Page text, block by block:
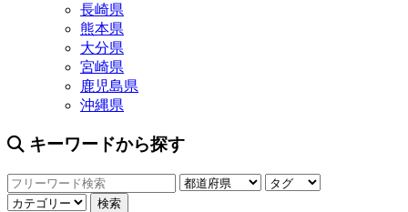
長崎県
熊本県
大分県
宮崎県
鹿児島県
沖縄県
キーワードから探す